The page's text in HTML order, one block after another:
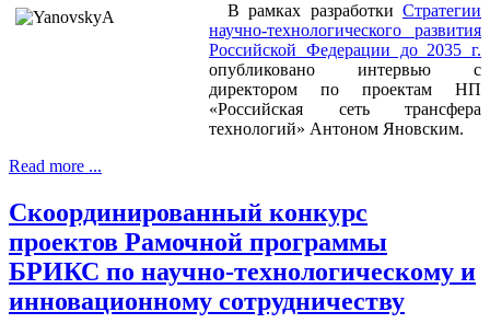
В рамках разработки Стратегии
научно-технологического развития
Российской Федерации до 2035 г.
опубликовано интервью с
директором по проектам НП
«Российская сеть трансфера
технологий» Антоном Яновским.
Read more ...
Скоординированный конкурс
проектов Рамочной программы
БРИКС по научно-технологическому и
инновационному сотрудничеству